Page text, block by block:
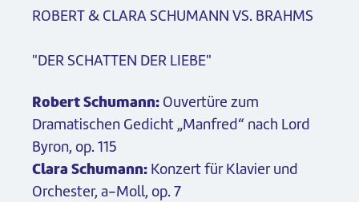
ROBERT & CLARA SCHUMANN VS. BRAHMS
"DER SCHATTEN DER LIEBE"
Robert Schumann: Ouvertüre zum
Dramatischen Gedicht „Manfred“ nach Lord
Byron, op. 115
Clara Schumann: Konzert für Klavier und
Orchester, a-Moll, op. 7